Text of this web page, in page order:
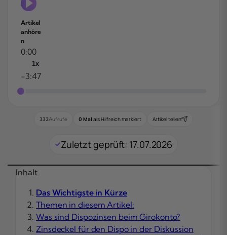
Artikel
anhöre
n
0:00
1x
-3:47
332Aufrufe 0 Mal als Hilfreich markiert Artikel teilen
Zuletzt geprüft: 17.07.2026
Inhalt
Das Wichtigste in Kürze
Themen in diesem Artikel:
Was sind Dispozinsen beim Girokonto?
Zinsdeckel für den Dispo in der Diskussion